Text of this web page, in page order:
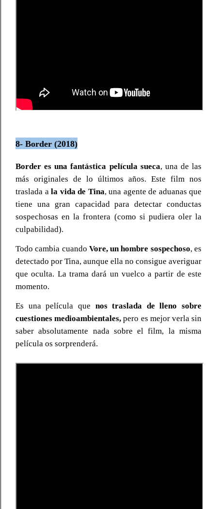
8- Border (2018)
Border es una fantástica película sueca, una de las
más originales de lo últimos años. Este film nos
traslada a la vida de Tina, una agente de aduanas que
tiene una gran capacidad para detectar conductas
sospechosas en la frontera (como si pudiera oler la
culpabilidad).
Todo cambia cuando Vore, un hombre sospechoso, es
detectado por Tina, aunque ella no consigue averiguar
que oculta. La trama dará un vuelco a partir de este
momento.
Es una película que nos traslada de lleno sobre
cuestiones medioambientales,pero es mejor verla sin
saber absolutamente nada sobre el film, la misma
película os sorprenderá.